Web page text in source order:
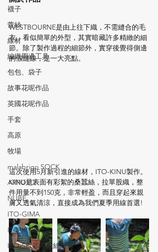
襪子
蕾絲
線材
編織周邊工具
包包、袋子
故事花呢作品
英國花呢作品
手套
高原
牧場
malabrigo SOCK
ARROYO
NUBE
ITO-GIMA
ITO-KINU
ITO-SENSAI蠶絲馬海
WESTBOURNE是由上往下織，不需縫合的毛
衣。看似簡單的外型，其實暗藏許多精緻的細
節。除了製作過程的細節外，實穿後覺得側邊
的假縫線，是一大亮點。
這次使用5月新引進的線材，ITO-KINU製作。
KINU是表面有彩絮的桑蠶絲，拉單股織，整
件用量不到150克，非常輕盈，而且穿起來親
膚又透氣清涼，直接成為我們夏季用線首選!